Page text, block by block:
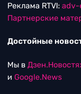
Реклама RTVI: adv-
Партнерские
Достойные
Мы в
и Google.News